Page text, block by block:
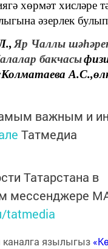
хөрмәт хисләре
әзерлек
, Яр Чаллы
бакчасы
Колматаева
важным и
Татмедиа
Татарстана в
мессенджере
tatmedia
каналга язылыгыз